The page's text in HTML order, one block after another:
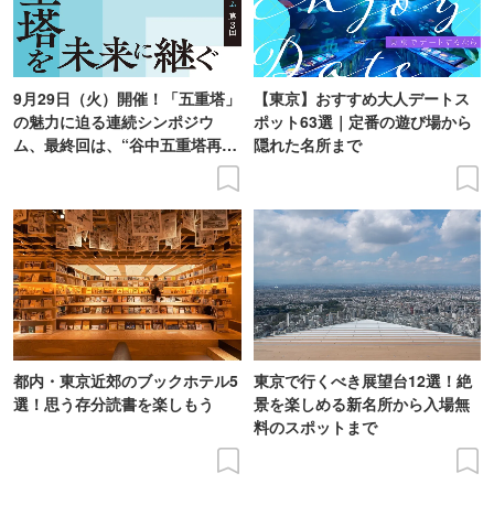
9月29日（火）開催！「五重塔」
の魅力に迫る連続シンポジウ
ム、最終回は、“谷中五重塔再建
【東京】おすすめ大人デートス
ポット63選｜定番の遊び場から
隠れた名所まで
都内・東京近郊のブックホテル5
選！思う存分読書を楽しもう
東京で行くべき展望台12選！絶
景を楽しめる新名所から入場無
料のスポットまで